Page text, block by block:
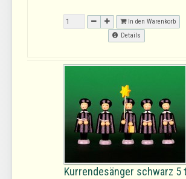
In den Warenkorb
Details
Kurrendesänger schwarz 5